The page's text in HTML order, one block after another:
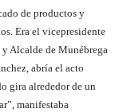
de productos y
Era el vicepresidente
Alcalde de Munébrega
abría el acto
gira alrededor de un
manifestaba